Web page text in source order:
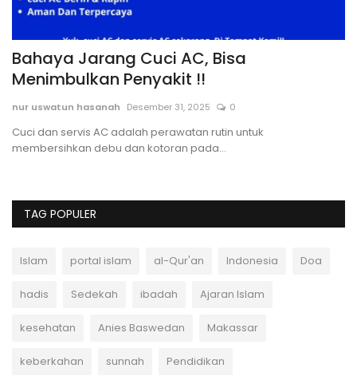
MENJADI ANAK MUDA YANG PANTANG
GALAU DAN CARI SOLUSI DALAM...
Mujahid R November 24, 2025 0
TAG POPULER
Islam portal islam al-Qur'an Indonesia Doa
hadis Sedekah ibadah Ajaran Islam
kesehatan Anies Baswedan Makassar
keberkahan sunnah Pendidikan